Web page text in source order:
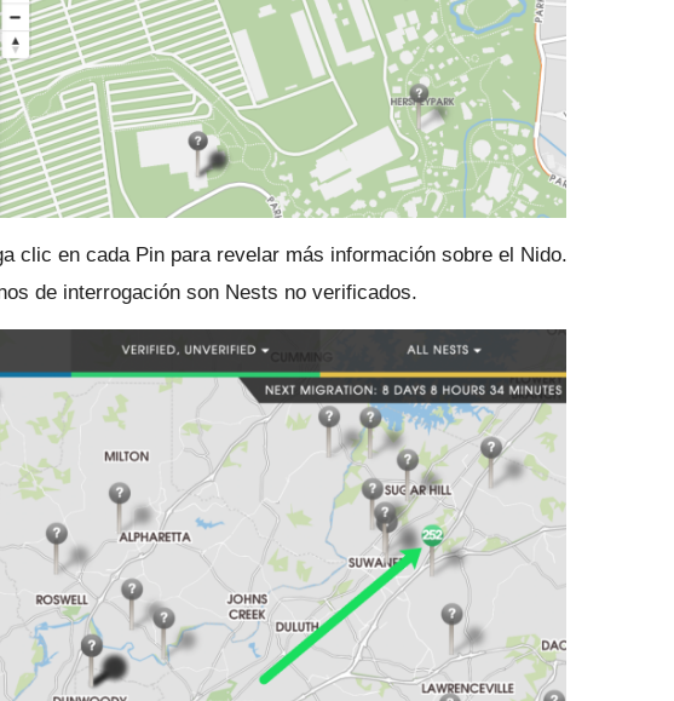
clic en cada Pin para revelar más información sobre el Nido.
de interrogación son Nests no verificados.